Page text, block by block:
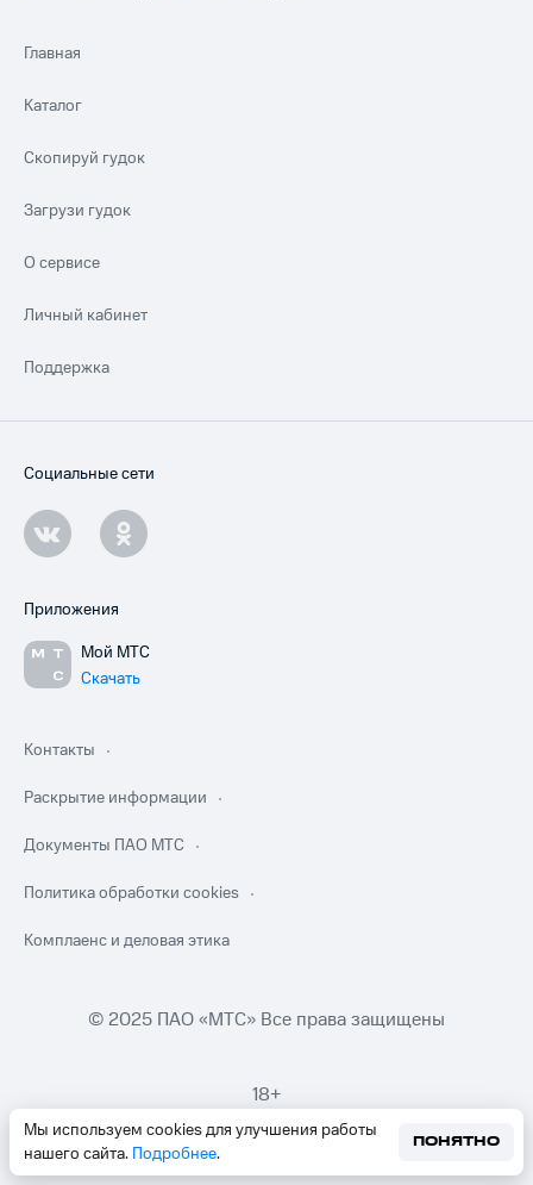
Мы используем cookies для улучшения работы
нашего сайта. Подробнее.
ПОНЯТНО
Главная
Каталог
Скопируй гудок
Загрузи гудок
О сервисе
Личный кабинет
Поддержка
Социальные сети
Приложения
Мой МТС
Скачать
Контакты
Раскрытие информации
Документы ПАО МТС
Политика обработки cookies
Комплаенс и деловая этика
© 2025 ПАО «МТС» Все права защищены
18+